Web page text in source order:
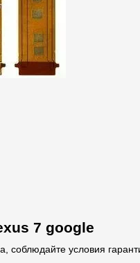
7 google
соблюдайте условия